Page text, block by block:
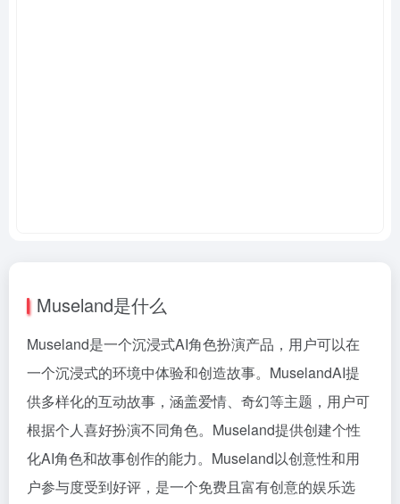
Museland是什么
Museland是一个沉浸式AI角色扮演产品，用户可以在
一个沉浸式的环境中体验和创造故事。MuselandAI提
供多样化的互动故事，涵盖爱情、奇幻等主题，用户可
根据个人喜好扮演不同角色。Museland提供创建个性
化AI角色和故事创作的能力。Museland以创意性和用
户参与度受到好评，是一个免费且富有创意的娱乐选